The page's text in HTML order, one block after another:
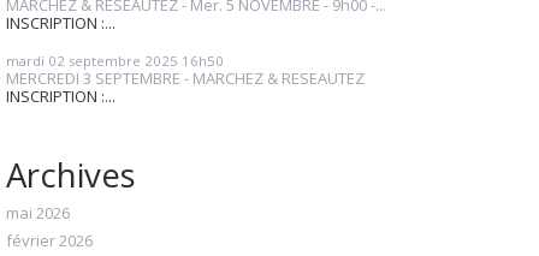
MARCHEZ & RESEAUTEZ - Mer. 5 NOVEMBRE - 9h00 -...
INSCRIPTION :...
mardi 02 septembre 2025 16h50
MERCREDI 3 SEPTEMBRE - MARCHEZ & RESEAUTEZ
INSCRIPTION :...
Archives
mai 2026
février 2026